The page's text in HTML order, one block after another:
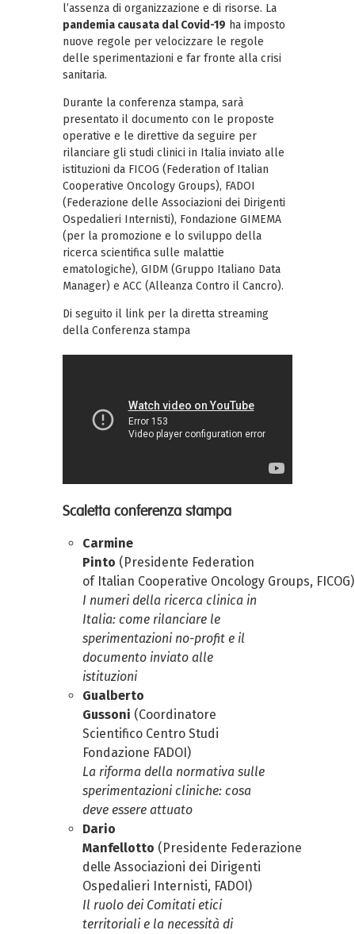
l’assenza di organizzazione e di risorse. La
pandemia causata dal Covid-19 ha imposto
nuove regole per velocizzare le regole
delle sperimentazioni e far fronte alla crisi
sanitaria.
Durante la conferenza stampa, sarà
presentato il documento con le proposte
operative e le direttive da seguire per
rilanciare gli studi clinici in Italia inviato alle
istituzioni da FICOG (Federation of Italian
Cooperative Oncology Groups), FADOI
(Federazione delle Associazioni dei Dirigenti
Ospedalieri Internisti), Fondazione GIMEMA
(per la promozione e lo sviluppo della
ricerca scientifica sulle malattie
ematologiche), GIDM (Gruppo Italiano Data
Manager) e ACC (Alleanza Contro il Cancro).
Di seguito il link per la diretta streaming
della Conferenza stampa
Scaletta conferenza stampa
Carmine
Pinto (Presidente Federation
of Italian Cooperative Oncology Groups, FICOG)
I numeri della ricerca clinica in
Italia: come rilanciare le
sperimentazioni no-profit e il
documento inviato alle
istituzioni
Gualberto
Gussoni (Coordinatore
Scientifico Centro Studi
Fondazione FADOI)
La riforma della normativa sulle
sperimentazioni cliniche: cosa
deve essere attuato
Dario
Manfellotto (Presidente Federazione
delle Associazioni dei Dirigenti
Ospedalieri Internisti, FADOI)
Il ruolo dei Comitati etici
territoriali e la necessità di